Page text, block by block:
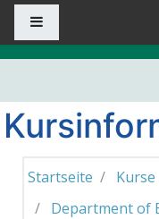
Zum Hauptinhalt
Startseite Kurse
Department of